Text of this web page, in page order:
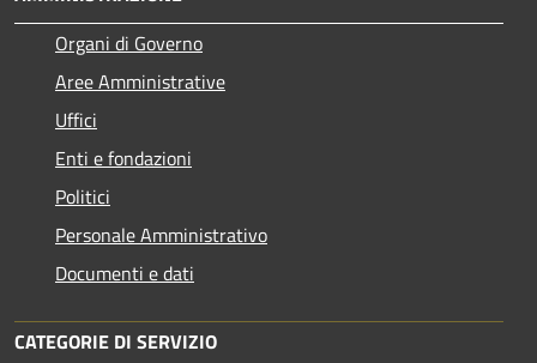
Organi di Governo
Aree Amministrative
Uffici
Enti e fondazioni
Politici
Personale Amministrativo
Documenti e dati
CATEGORIE DI SERVIZIO